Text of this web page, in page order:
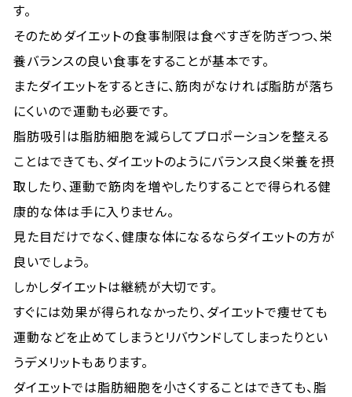
す。
そのためダイエットの食事制限は食べすぎを防ぎつつ、栄
養バランスの良い食事をすることが基本です。
またダイエットをするときに、筋肉がなければ脂肪が落ち
にくいので運動も必要です。
脂肪吸引は脂肪細胞を減らしてプロポーションを整える
ことはできても、ダイエットのようにバランス良く栄養を摂
取したり、運動で筋肉を増やしたりすることで得られる健
康的な体は手に入りません。
見た目だけでなく、健康な体になるならダイエットの方が
良いでしょう。
しかしダイエットは継続が大切です。
すぐには効果が得られなかったり、ダイエットで痩せても
運動などを止めてしまうとリバウンドしてしまったりとい
うデメリットもあります。
ダイエットでは脂肪細胞を小さくすることはできても、脂